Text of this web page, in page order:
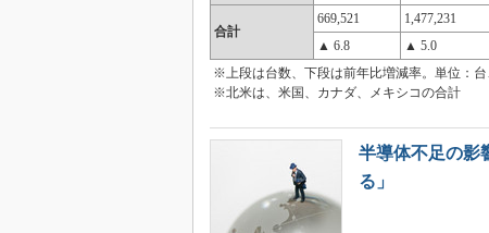
合計
669,521 1,477,231
▲ 6.8
▲ 5.0
※上段は台数、下段は前年比増減率。単位：台
※北米は、米国、カナダ、メキシコの合計
半導体不足の影
る」